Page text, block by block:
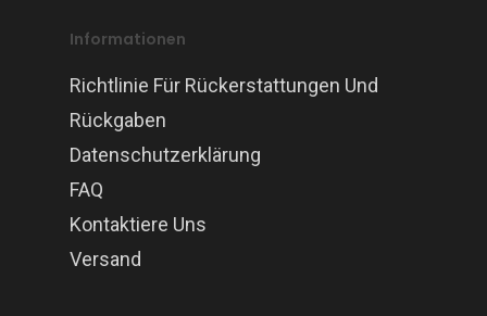
Informationen
Richtlinie Für Rückerstattungen Und
Rückgaben
Datenschutzerklärung
FAQ
Kontaktiere Uns
Versand